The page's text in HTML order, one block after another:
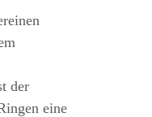
der
eine